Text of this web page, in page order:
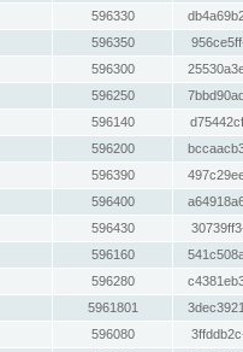
596330
596350
596300
596250
596140
596200
596390
596400
596430
596160
596280
5961801
596080